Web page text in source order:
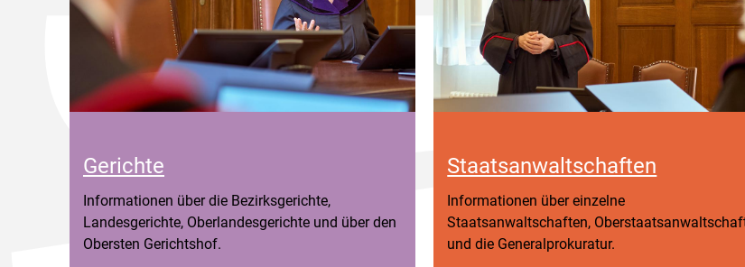
Gerichte
Informationen über die Bezirksgerichte,
Landesgerichte, Oberlandesgerichte und über den
Obersten Gerichtshof.
Staatsanwaltschaften
Informationen über einzelne
Staatsanwaltschaften,
und die Generalprokuratur.